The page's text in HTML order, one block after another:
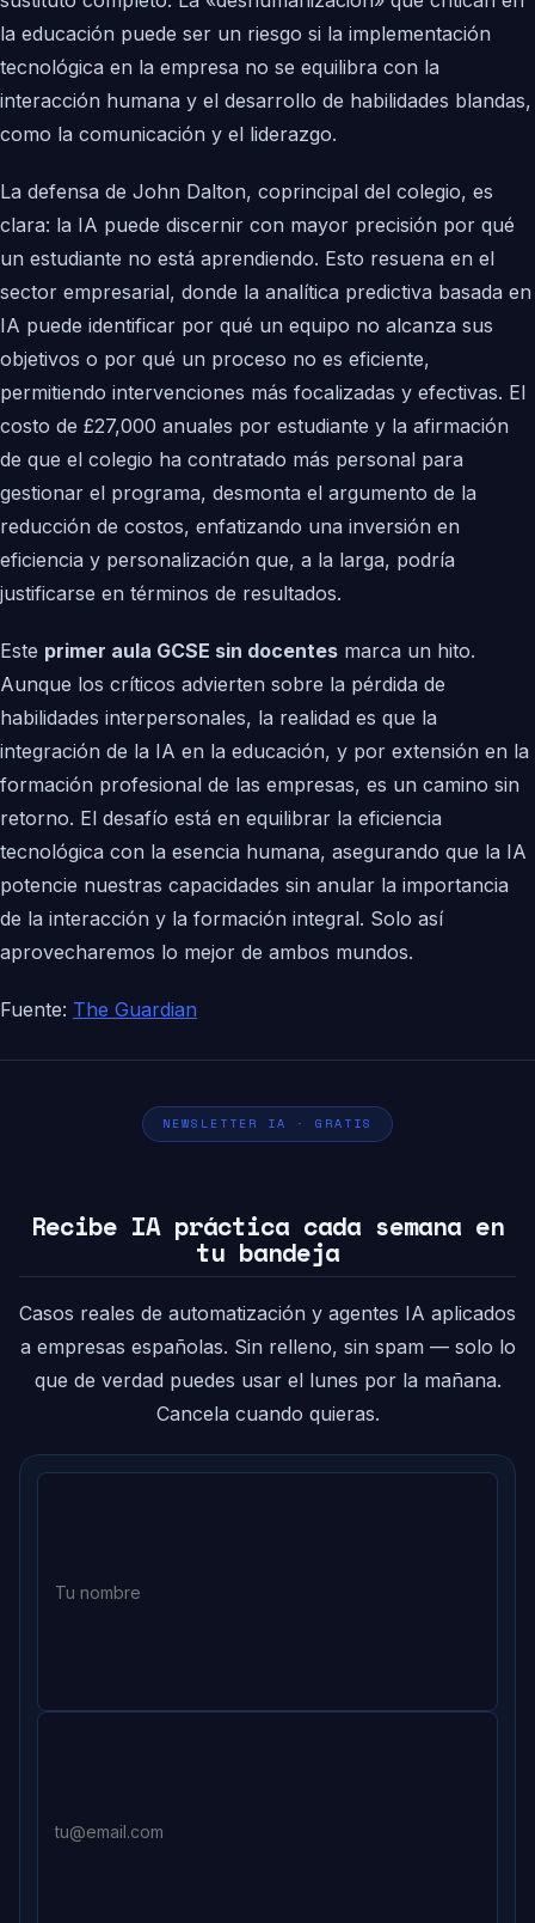
la educación puede ser un riesgo si la implementación
tecnológica en la empresa no se equilibra con la
interacción humana y el desarrollo de habilidades blandas,
como la comunicación y el liderazgo.
La defensa de John Dalton, coprincipal del colegio, es
clara: la IA puede discernir con mayor precisión por qué
un estudiante no está aprendiendo. Esto resuena en el
sector empresarial, donde la analítica predictiva basada en
IA puede identificar por qué un equipo no alcanza sus
objetivos o por qué un proceso no es eficiente,
permitiendo intervenciones más focalizadas y efectivas. El
costo de £27,000 anuales por estudiante y la afirmación
de que el colegio ha contratado más personal para
gestionar el programa, desmonta el argumento de la
reducción de costos, enfatizando una inversión en
eficiencia y personalización que, a la larga, podría
justificarse en términos de resultados.
Este primer aula GCSE sin docentes marca un hito.
Aunque los críticos advierten sobre la pérdida de
habilidades interpersonales, la realidad es que la
integración de la IA en la educación, y por extensión en la
formación profesional de las empresas, es un camino sin
retorno. El desafío está en equilibrar la eficiencia
tecnológica con la esencia humana, asegurando que la IA
potencie nuestras capacidades sin anular la importancia
de la interacción y la formación integral. Solo así
aprovecharemos lo mejor de ambos mundos.
Fuente: The Guardian
NEWSLETTER IA · GRATIS
Recibe IA práctica cada semana en
tu bandeja
Casos reales de automatización y agentes IA aplicados
a empresas españolas. Sin relleno, sin spam — solo lo
que de verdad puedes usar el lunes por la mañana.
Cancela cuando quieras.